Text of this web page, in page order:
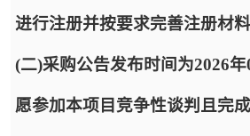
进行注册并按要求完善注册材
(二)采购公告发布时间为2026
愿参加本项目竞争性谈判且完